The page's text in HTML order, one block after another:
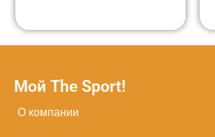
Мой The Sport!
О компании